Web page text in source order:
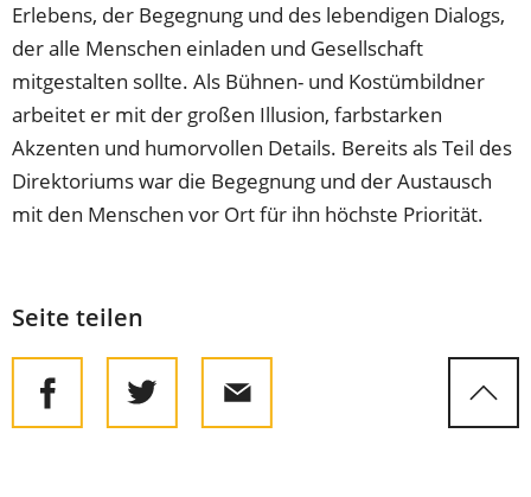
Erlebens, der Begegnung und des lebendigen Dialogs,
der alle Menschen einladen und Gesellschaft
mitgestalten sollte. Als Bühnen- und Kostümbildner
arbeitet er mit der großen Illusion, farbstarken
Akzenten und humorvollen Details. Bereits als Teil des
Direktoriums war die Begegnung und der Austausch
mit den Menschen vor Ort für ihn höchste Priorität.
Seite teilen